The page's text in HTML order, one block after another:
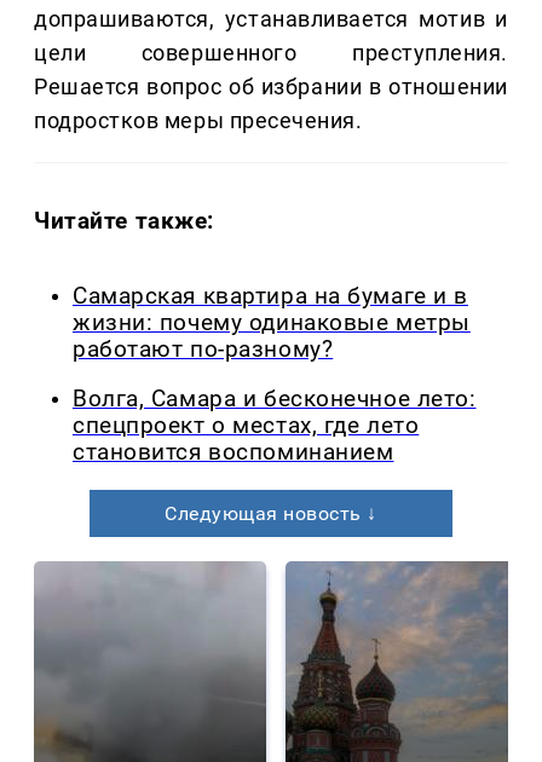
допрашиваются, устанавливается мотив и
цели совершенного преступления.
Решается вопрос об избрании в отношении
подростков меры пресечения.
Читайте также:
Самарская квартира на бумаге и в
жизни: почему одинаковые метры
работают по-разному?
Волга, Самара и бесконечное лето:
спецпроект о местах, где лето
становится воспоминанием
Следующая новость ↓